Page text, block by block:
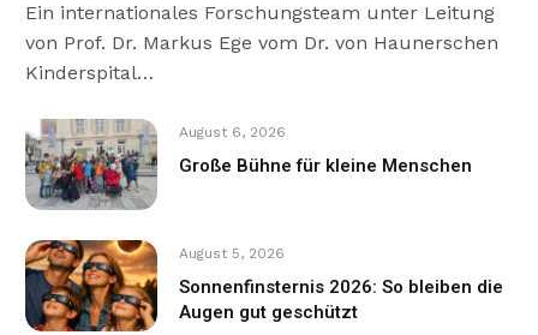
Ein internationales Forschungsteam unter Leitung
von Prof. Dr. Markus Ege vom Dr. von Haunerschen
Kinderspital…
August 6, 2026
Große Bühne für kleine Menschen
August 5, 2026
Sonnenfinsternis 2026: So bleiben die
Augen gut geschützt